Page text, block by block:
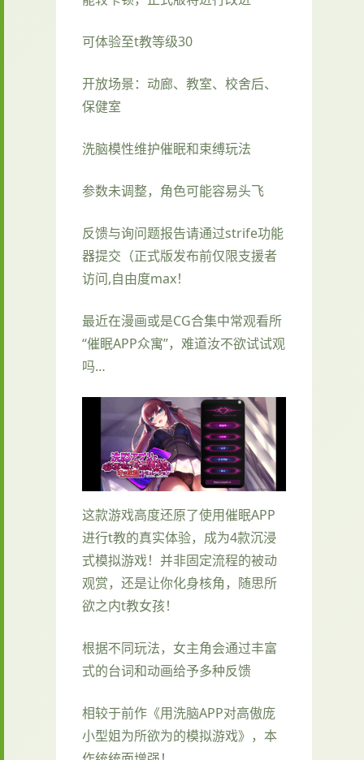
可体验至t教等级30
开放场景：动廊、教室、校舍后、
保健室
洗脑模性维护催眠和束缚玩法
参数未调整，角色可能容易头飞
反馈与询问题报告请通过strife功能
器提交（正式版发布前仅限支援者
访问,自由度max！
最近在漫画或是CG合集中常观看所
“催眠APP众寓”，难道汝不欲试试观
吗…
这款游戏高度还原了使用催眠APP
进行t教的真实体验，成为4款沉浸
式模拟游戏！并非固定流程的被动
观赏，还是让你化身核角，随思所
欲之内t教女孩！
根据不同玩法，女主角会通过丰富
式的台词和动画给予多种反馈
相较于前作《用洗脑APP对高傲庞
小型姐为所欲为的模拟游戏》，本